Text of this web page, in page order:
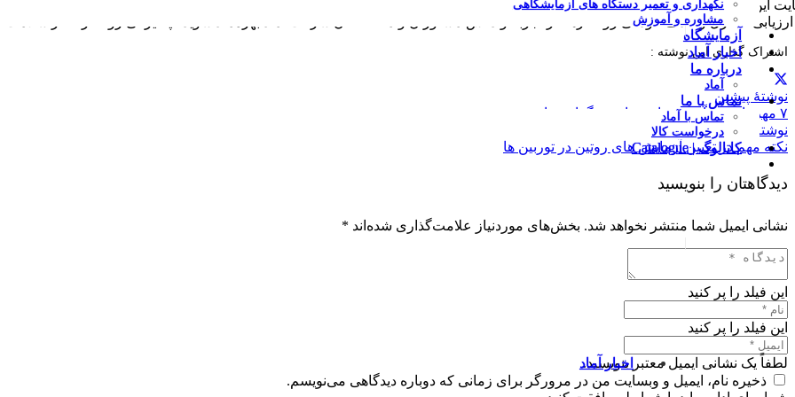
|
اخبار آماد
نگهداری و تعمیر دستگاه های آزمایشگاهی
مشاوره و آموزش
آزمایشگاه
اخبار آماد
درباره ما
آماد
تماس با ما
تماس با آماد
درخواست کالا
کاتالوگ | Catalogue
این اصول، می‌توان عمر مفید روغن و تجهیزات را به‌طور قابل توجهی افزایش داد و از توقف‌های ناخواسته در خطوط تولید جلوگیری کرد.
کنترل و حذف آلودگی روانکارها، از تجربه و دانش مشاوران و متخصصان شرکت آماد بهره‌مند شوید . پاکیزگی روانکار، آغاز سلامت
اشتراک گذاری این نوشته :
نوشتهٔ پیشین
۷ مهرماه روز آتش نشانی و ایمنی گرامی باد
نوشتهٔ بعدی
نکته مهم در تعیین آزمایش های روتین در توربین ها
دیدگاهتان را بنویسید
نشانی ایمیل شما منتشر نخواهد شد. بخش‌های موردنیاز علامت‌گذاری شده‌اند *
این فیلد را پر کنید
این فیلد را پر کنید
لطفاً یک نشانی ایمیل معتبر بنویسید.
ذخیره نام، ایمیل و وبسایت من در مرورگر برای زمانی که دوباره دیدگاهی می‌نویسم.